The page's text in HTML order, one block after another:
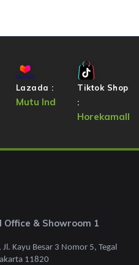
Lazada :
Mutu Ind
Tiktok Shop
:
Horekamall
& Showroom 1
Kayu Besar 3 Nomor 5, Tegal
11820